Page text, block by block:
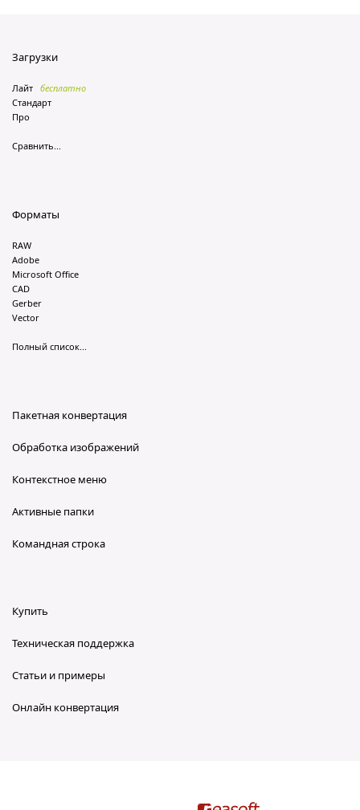
Загрузки
Лайт бесплатно
Стандарт
Про
Сравнить...
Форматы
RAW
Adobe
Microsoft Office
CAD
Gerber
Vector
Полный список...
Пакетная конвертация
Обработка изображений
Контекстное меню
Активные папки
Командная строка
Купить
Техническая поддержка
Статьи и примеры
Онлайн конвертация